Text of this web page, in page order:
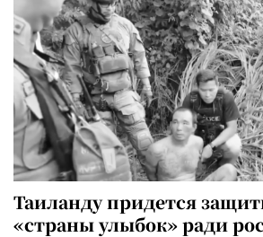
Таиланду придется
«страны улыбок» ради